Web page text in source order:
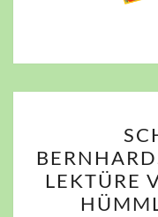
LEKTÜRE